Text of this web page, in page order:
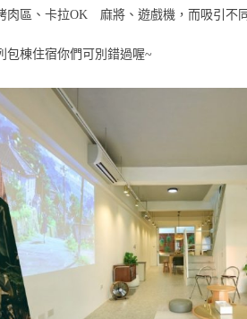
肉區、卡拉OK 麻將、遊戲機，而吸引不
棟住宿你們可別錯過喔~